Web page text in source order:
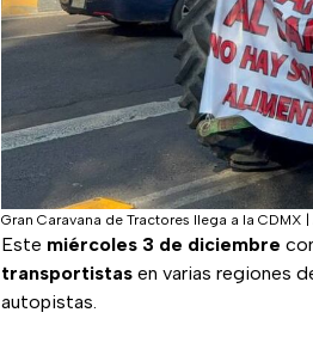
Gran Caravana de Tractores llega a la CDMX
Este miércoles 3 de diciembre
transportistas en varias regiones
autopistas.